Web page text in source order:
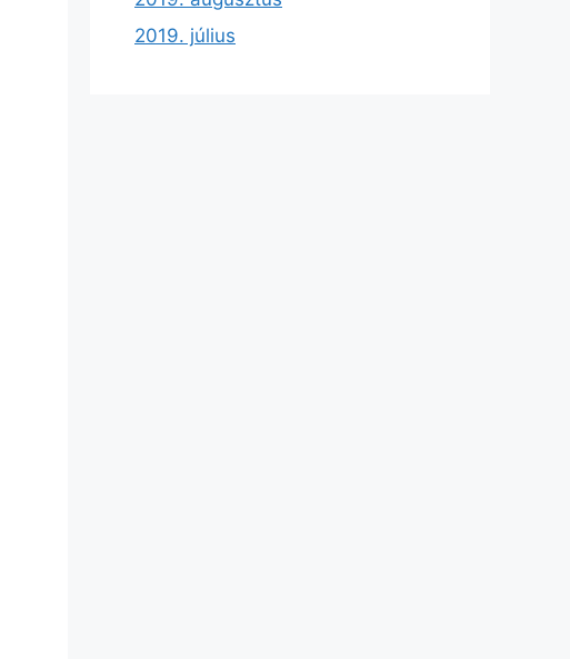
2019. július